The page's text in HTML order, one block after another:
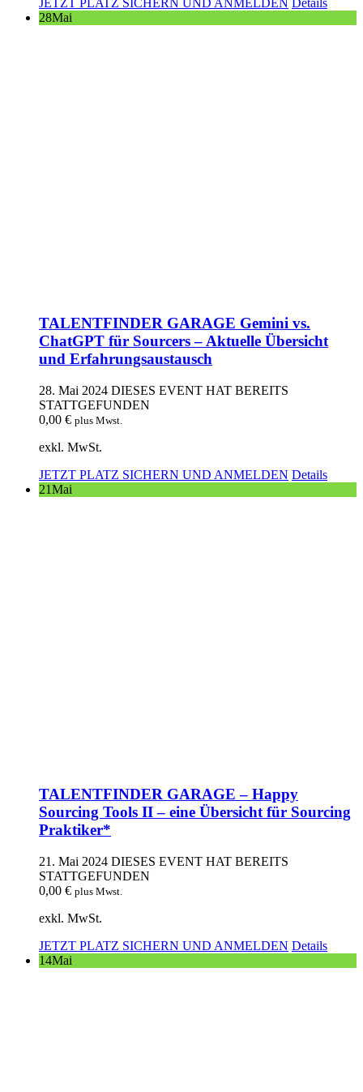
JETZT PLATZ SICHERN UND ANMELDEN Details
28Mai
TALENTFINDER GARAGE Gemini vs.
ChatGPT für Sourcers – Aktuelle Übersicht
und Erfahrungsaustausch
28. Mai 2024 DIESES EVENT HAT BEREITS
STATTGEFUNDEN
0,00 € plus Mwst.
exkl. MwSt.
JETZT PLATZ SICHERN UND ANMELDEN Details
21Mai
TALENTFINDER GARAGE – Happy
Sourcing Tools II – eine Übersicht für Sourcing
Praktiker*
21. Mai 2024 DIESES EVENT HAT BEREITS
STATTGEFUNDEN
0,00 € plus Mwst.
exkl. MwSt.
JETZT PLATZ SICHERN UND ANMELDEN Details
14Mai